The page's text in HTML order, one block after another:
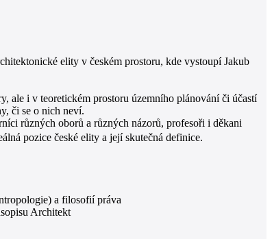
elity v českém prostoru, kde vystoupí Jakub
ale i v teoretickém prostoru územního plánování či účastí
či se o nich neví.
různých oborů a různých názorů, profesoři i děkani
pozice české elity a její skutečná definice.
a filosofií práva
Architekt